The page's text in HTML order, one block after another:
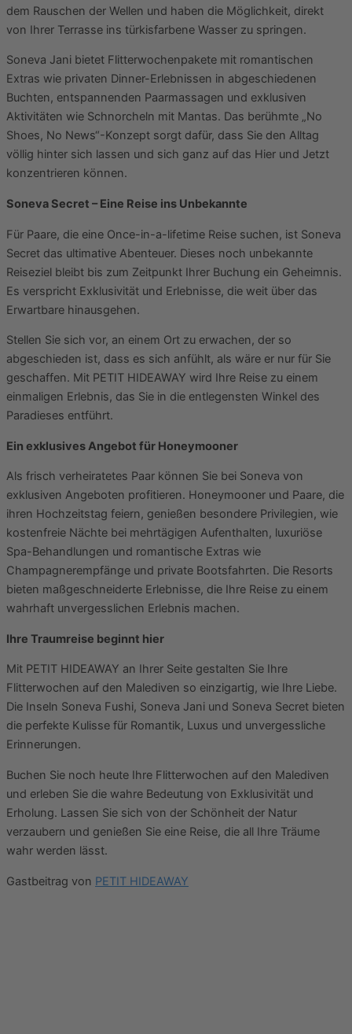
dem Rauschen der Wellen und haben die Möglichkeit, direkt
von Ihrer Terrasse ins türkisfarbene Wasser zu springen.
Soneva Jani bietet Flitterwochenpakete mit romantischen
Extras wie privaten Dinner-Erlebnissen in abgeschiedenen
Buchten, entspannenden Paarmassagen und exklusiven
Aktivitäten wie Schnorcheln mit Mantas. Das berühmte „No
Shoes, No News“-Konzept sorgt dafür, dass Sie den Alltag
völlig hinter sich lassen und sich ganz auf das Hier und Jetzt
konzentrieren können.
Soneva Secret – Eine Reise ins Unbekannte
Für Paare, die eine Once-in-a-lifetime Reise suchen, ist Soneva
Secret das ultimative Abenteuer. Dieses noch unbekannte
Reiseziel bleibt bis zum Zeitpunkt Ihrer Buchung ein Geheimnis.
Es verspricht Exklusivität und Erlebnisse, die weit über das
Erwartbare hinausgehen.
Stellen Sie sich vor, an einem Ort zu erwachen, der so
abgeschieden ist, dass es sich anfühlt, als wäre er nur für Sie
geschaffen. Mit PETIT HIDEAWAY wird Ihre Reise zu einem
einmaligen Erlebnis, das Sie in die entlegensten Winkel des
Paradieses entführt.
Ein exklusives Angebot für Honeymooner
Als frisch verheiratetes Paar können Sie bei Soneva von
exklusiven Angeboten profitieren. Honeymooner und Paare, die
ihren Hochzeitstag feiern, genießen besondere Privilegien, wie
kostenfreie Nächte bei mehrtägigen Aufenthalten, luxuriöse
Spa-Behandlungen und romantische Extras wie
Champagnerempfänge und private Bootsfahrten. Die Resorts
bieten maßgeschneiderte Erlebnisse, die Ihre Reise zu einem
wahrhaft unvergesslichen Erlebnis machen.
Ihre Traumreise beginnt hier
Mit PETIT HIDEAWAY an Ihrer Seite gestalten Sie Ihre
Flitterwochen auf den Malediven so einzigartig, wie Ihre Liebe.
Die Inseln Soneva Fushi, Soneva Jani und Soneva Secret bieten
die perfekte Kulisse für Romantik, Luxus und unvergessliche
Erinnerungen.
Buchen Sie noch heute Ihre Flitterwochen auf den Malediven
und erleben Sie die wahre Bedeutung von Exklusivität und
Erholung. Lassen Sie sich von der Schönheit der Natur
verzaubern und genießen Sie eine Reise, die all Ihre Träume
wahr werden lässt.
Gastbeitrag von PETIT HIDEAWAY